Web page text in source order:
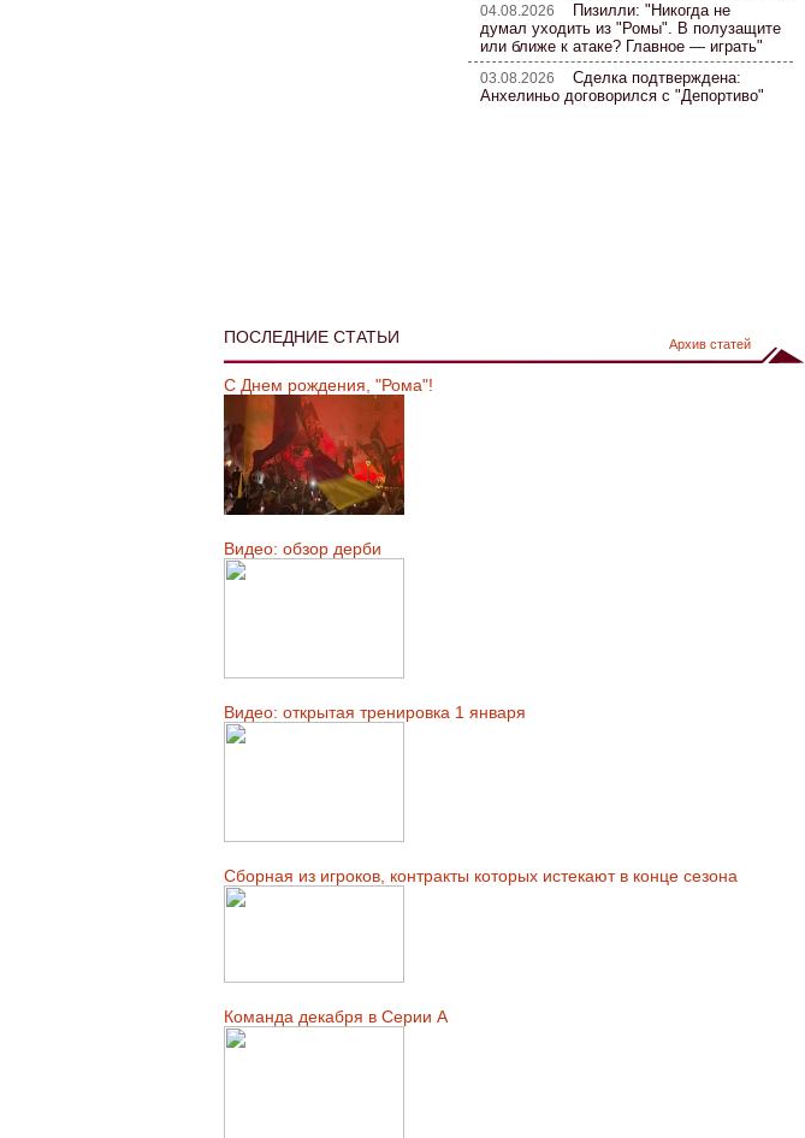
04.08.2026
Пизилли: "Никогда не
думал уходить из "Ромы". В полузащите
или ближе к атаке? Главное — играть"
03.08.2026 Сделка подтверждена:
Анхелиньо договорился с "Депортиво"
ПОСЛЕДНИЕ СТАТЬИ Архив статей
С Днем рождения, "Рома"!
Видео: обзор дерби
Видео: открытая тренировка 1 января
Сборная из игроков, контракты которых истекают в конце сезона
Команда декабря в Серии А